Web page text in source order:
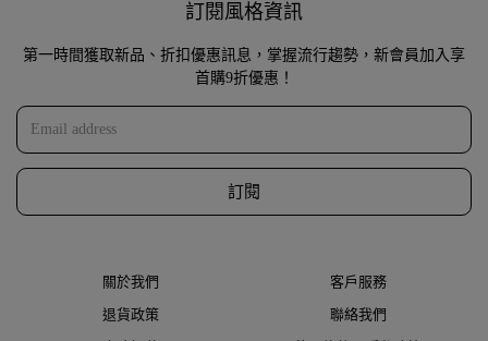
訂閱風格資訊
第一時間獲取新品、折扣優惠訊息，掌握流行趨勢，新會員加入享
首購9折優惠！
訂閱
關於我們
客戶服務
退貨政策
聯絡我們